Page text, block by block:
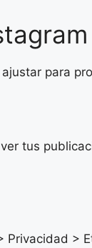
para
tus
>